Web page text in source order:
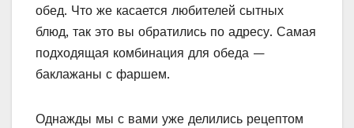
обед. Что же касается любителей сытных
блюд, так это вы обратились по адресу. Самая
подходящая комбинация для обеда —
баклажаны с фаршем.
Однажды мы с вами уже делились рецептом